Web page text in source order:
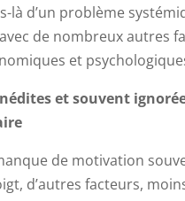
là d’un problème
de nombreux autres
et
et souvent
de motivation
d’autres facteurs,